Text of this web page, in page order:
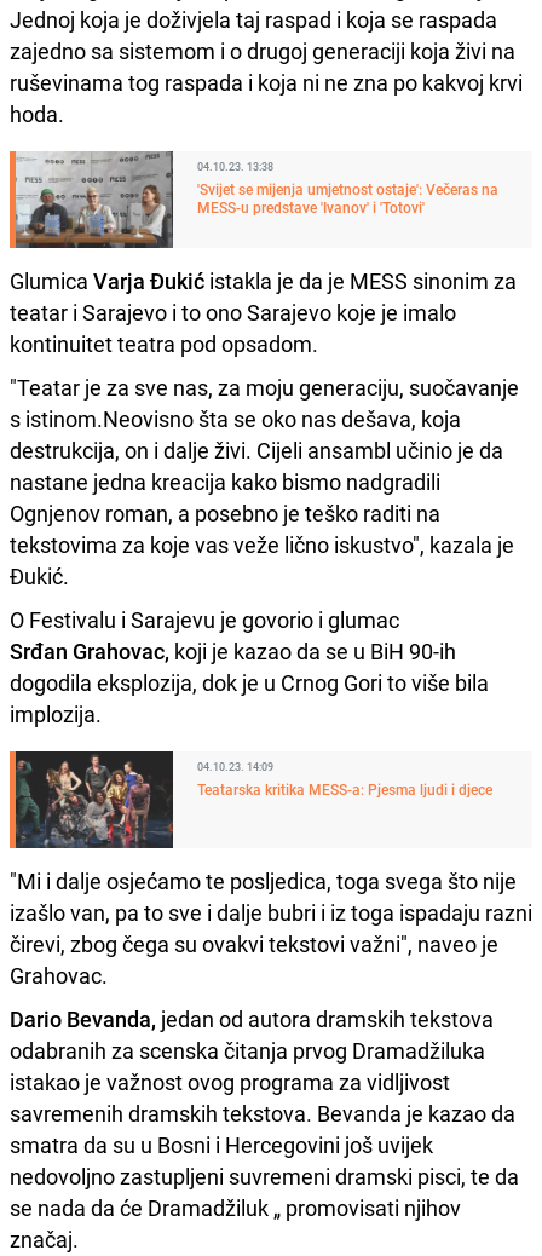
Jednoj koja je doživjela taj raspad i koja se raspada
zajedno sa sistemom i o drugoj generaciji koja živi na
ruševinama tog raspada i koja ni ne zna po kakvoj krvi
hoda.
04.10.23. 13:38
'Svijet se mijenja umjetnost ostaje': Večeras na
MESS-u predstave 'Ivanov' i 'Totovi'
Glumica Varja Đukić istakla je da je MESS sinonim za
teatar i Sarajevo i to ono Sarajevo koje je imalo
kontinuitet teatra pod opsadom.
"Teatar je za sve nas, za moju generaciju, suočavanje
s istinom.Neovisno šta se oko nas dešava, koja
destrukcija, on i dalje živi. Cijeli ansambl učinio je da
nastane jedna kreacija kako bismo nadgradili
Ognjenov roman, a posebno je teško raditi na
tekstovima za koje vas veže lično iskustvo", kazala je
Đukić.
O Festivalu i Sarajevu je govorio i glumac
Srđan Grahovac, koji je kazao da se u BiH 90-ih
dogodila eksplozija, dok je u Crnog Gori to više bila
implozija.
04.10.23. 14:09
Teatarska kritika MESS-a: Pjesma ljudi i djece
"Mi i dalje osjećamo te posljedica, toga svega što nije
izašlo van, pa to sve i dalje bubri i iz toga ispadaju razni
čirevi, zbog čega su ovakvi tekstovi važni", naveo je
Grahovac.
Dario Bevanda, jedan od autora dramskih tekstova
odabranih za scenska čitanja prvog Dramadžiluka
istakao je važnost ovog programa za vidljivost
savremenih dramskih tekstova. Bevanda je kazao da
smatra da su u Bosni i Hercegovini još uvijek
nedovoljno zastupljeni suvremeni dramski pisci, te da
se nada da će Dramadžiluk „ promovisati njihov
značaj.